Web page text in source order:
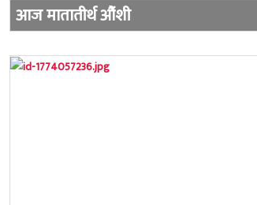
आज मातातीर्थ औंशी